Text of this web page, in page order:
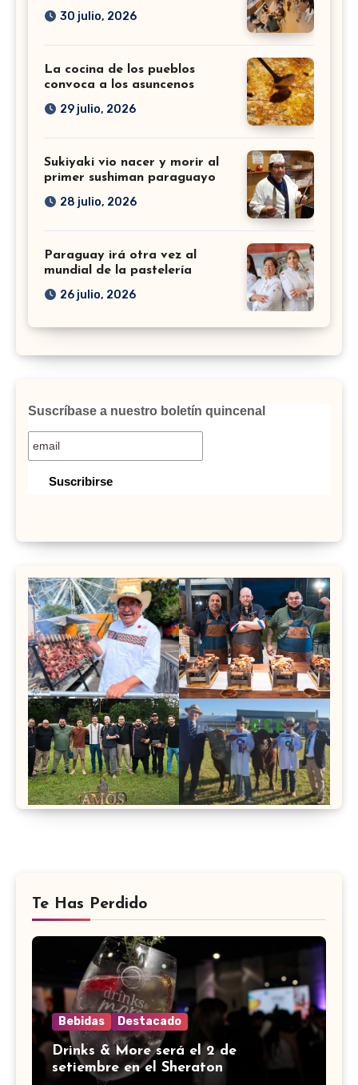
30 julio, 2026
La cocina de los pueblos
convoca a los asuncenos
29 julio, 2026
Sukiyaki vio nacer y morir al
primer sushiman paraguayo
28 julio, 2026
Paraguay irá otra vez al
mundial de la pastelería
26 julio, 2026
Suscríbase a nuestro boletín quincenal
Te Has Perdido
Bebidas Destacado
Drinks & More será el 2 de
setiembre en el Sheraton